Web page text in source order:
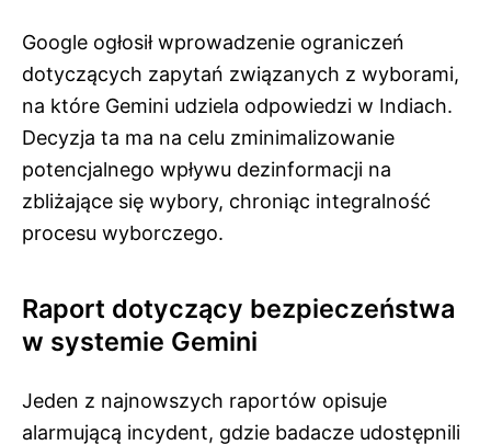
Google ogłosił wprowadzenie ograniczeń
dotyczących zapytań związanych z wyborami,
na które Gemini udziela odpowiedzi w Indiach.
Decyzja ta ma na celu zminimalizowanie
potencjalnego wpływu dezinformacji na
zbliżające się wybory, chroniąc integralność
procesu wyborczego.
Raport dotyczący bezpieczeństwa
w systemie Gemini
Jeden z najnowszych raportów opisuje
alarmującą incydent, gdzie badacze udostępnili